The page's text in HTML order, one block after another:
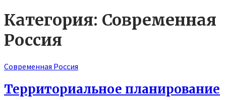
Категория: Современная
Россия
Современная Россия
Территориальное планирование